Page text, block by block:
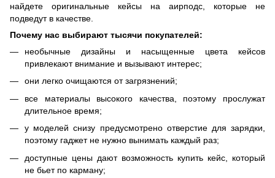
найдете оригинальные кейсы на аирподс, которые не
подведут в качестве.
Почему нас выбирают тысячи покупателей:
необычные дизайны и насыщенные цвета кейсов
привлекают внимание и вызывают интерес;
они легко очищаются от загрязнений;
все материалы высокого качества, поэтому прослужат
длительное время;
у моделей снизу предусмотрено отверстие для зарядки,
поэтому гаджет не нужно вынимать каждый раз;
доступные цены дают возможность купить кейс, который
не бьет по карману;